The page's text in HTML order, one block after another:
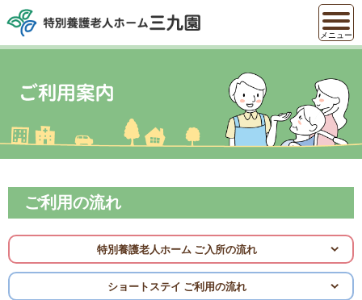
メニュー
ご利用の流れ
特別養護老人ホーム ご入所の流れ
ショートステイ ご利用の流れ